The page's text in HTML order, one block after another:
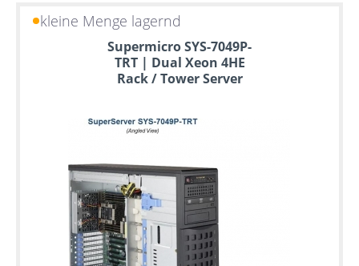
kleine Menge lagernd
Supermicro SYS-7049P-
TRT | Dual Xeon 4HE
Rack / Tower Server